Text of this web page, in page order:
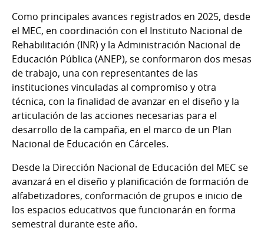
Como principales avances registrados en 2025, desde
el MEC, en coordinación con el Instituto Nacional de
Rehabilitación (INR) y la Administración Nacional de
Educación Pública (ANEP), se conformaron dos mesas
de trabajo, una con representantes de las
instituciones vinculadas al compromiso y otra
técnica, con la finalidad de avanzar en el diseño y la
articulación de las acciones necesarias para el
desarrollo de la campaña, en el marco de un Plan
Nacional de Educación en Cárceles.
Desde la Dirección Nacional de Educación del MEC se
avanzará en el diseño y planificación de formación de
alfabetizadores, conformación de grupos e inicio de
los espacios educativos que funcionarán en forma
semestral durante este año.